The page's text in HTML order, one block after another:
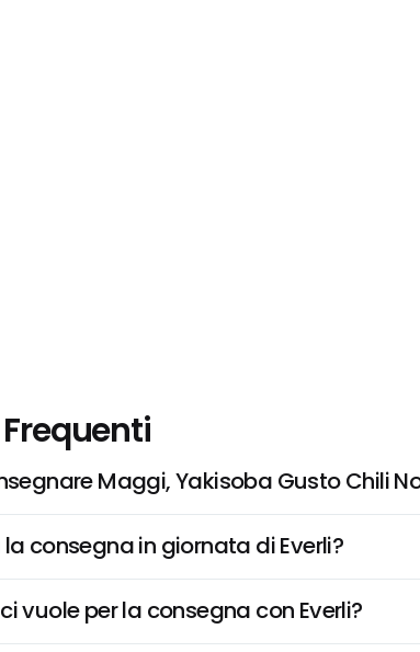
Maggi, Yakisoba Gusto Chili
consegna in giornata di Everli?
vuole per la consegna con Everli?